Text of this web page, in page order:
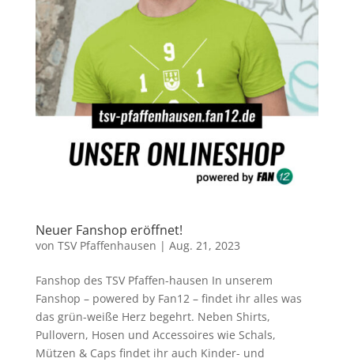
Neuer Fanshop eröffnet!
von TSV Pfaffenhausen | Aug. 21, 2023
Fanshop des TSV Pfaffen-hausen In unserem
Fanshop – powered by Fan12 – findet ihr alles was
das grün-weiße Herz begehrt. Neben Shirts,
Pullovern, Hosen und Accessoires wie Schals,
Mützen & Caps findet ihr auch Kinder- und